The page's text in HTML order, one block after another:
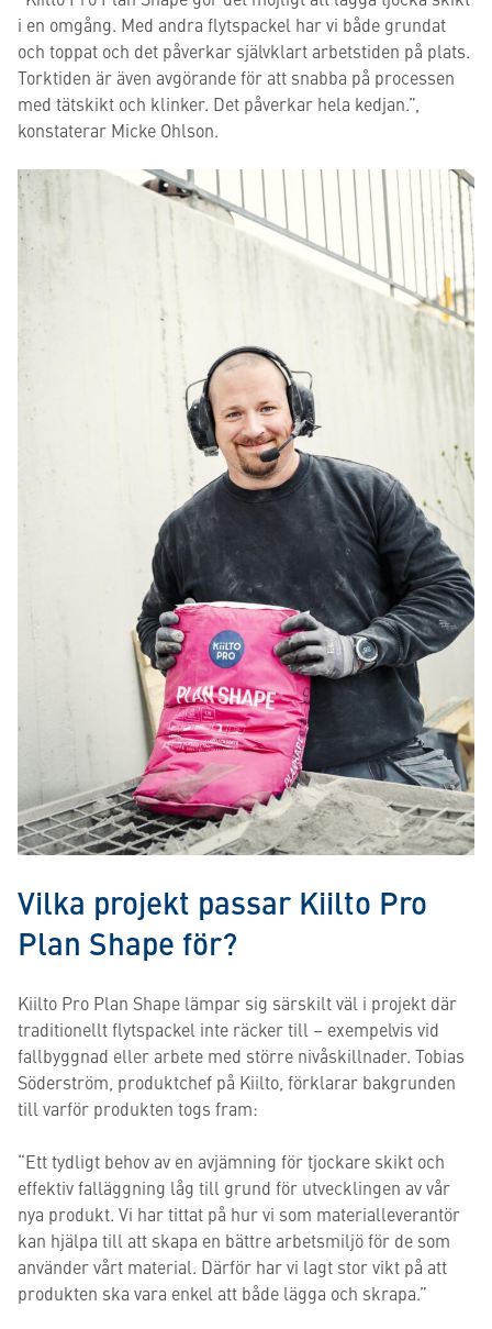
i en omgång. Med andra flytspackel har vi både grundat
och toppat och det påverkar självklart arbetstiden på plats.
Torktiden är även avgörande för att snabba på processen
med tätskikt och klinker. Det påverkar hela kedjan.”,
konstaterar Micke Ohlson.
Vilka projekt passar Kiilto Pro
Plan Shape för?
Kiilto Pro Plan Shape lämpar sig särskilt väl i projekt där
traditionellt flytspackel inte räcker till – exempelvis vid
fallbyggnad eller arbete med större nivåskillnader. Tobias
Söderström, produktchef på Kiilto, förklarar bakgrunden
till varför produkten togs fram:
“Ett tydligt behov av en avjämning för tjockare skikt och
effektiv falläggning låg till grund för utvecklingen av vår
nya produkt. Vi har tittat på hur vi som materialleverantör
kan hjälpa till att skapa en bättre arbetsmiljö för de som
använder vårt material. Därför har vi lagt stor vikt på att
produkten ska vara enkel att både lägga och skrapa.”